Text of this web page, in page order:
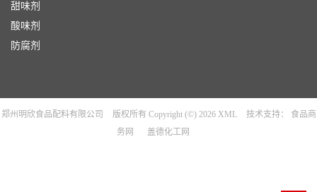
甜味剂
酸味剂
防腐剂
郑州明欣食品配料有限公司 版权所有 Copyright (©) 2026 XML 技术支持：
食品商
务网
盖德化工网